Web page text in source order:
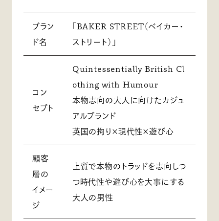
ブラン
ド名
「BAKER STREET（ベイカー・
ストリート）」
コン
セプト
Quintessentially British Cl
othing with Humour
本物志向の大人に向けたカジュ
アルブランド
英国の拘り×現代性×遊び心
顧客
層の
イメー
ジ
上質で本物のトラッドを志向しつ
つ時代性や遊び心を大事にする
大人の男性